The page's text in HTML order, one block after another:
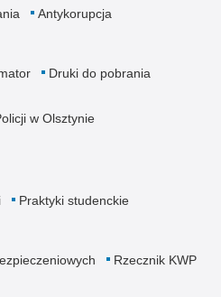
Antykorupcja
Druki do pobrania
w Olsztynie
Praktyki studenckie
Rzecznik KWP